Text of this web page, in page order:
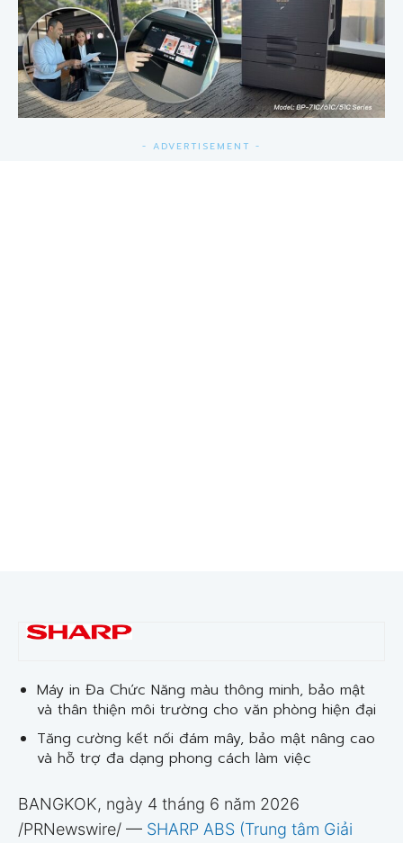
- ADVERTISEMENT -
Máy in Đa Chức Năng màu thông minh, bảo mật
và thân thiện môi trường cho văn phòng hiện đại
Tăng cường kết nối đám mây, bảo mật nâng cao
và hỗ trợ đa dạng phong cách làm việc
BANGKOK, ngày 4 tháng 6 năm 2026
/PRNewswire/ — SHARP ABS (Trung tâm Giải